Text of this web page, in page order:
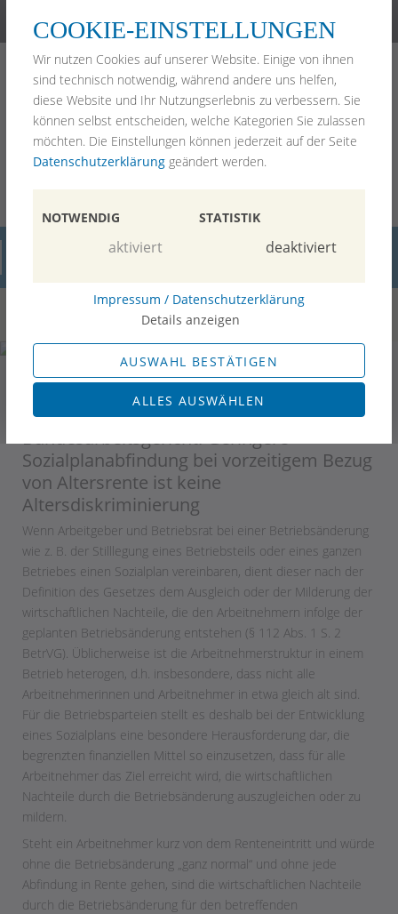
COOKIE-EINSTELLUNGEN
Wir nutzen Cookies auf unserer Website. Einige von ihnen
sind technisch notwendig, während andere uns helfen,
diese Website und Ihr Nutzungserlebnis zu verbessern. Sie
können selbst entscheiden, welche Kategorien Sie zulassen
möchten. Die Einstellungen können jederzeit auf der Seite
Datenschutzerklärunggeändert werden.
NOTWENDIG
aktiviert
STATISTIK
deaktiviert
Impressum / Datenschutzerklärung
Details anzeigen
AUSWAHL BESTÄTIGEN
ALLES AUSWÄHLEN
(089) 99 92 97 2-0 kanzlei@pawlik-rechtsanwaelte.de
Home
Arbeitsrecht
Erbrecht & Vorsorge
Mietrecht
Anwälte
Impressum
Bundesarbeitsgericht: Geringere
Sozialplanabfindung bei vorzeitigem Bezug
von Altersrente ist keine
Altersdiskriminierung
Wenn Arbeitgeber und Betriebsrat bei einer Betriebsänderung
wie z. B. der Stilllegung eines Betriebsteils oder eines ganzen
Betriebes einen Sozialplan vereinbaren, dient dieser nach der
Definition des Gesetzes dem Ausgleich oder der Milderung der
wirtschaftlichen Nachteile, die den Arbeitnehmern infolge der
geplanten Betriebsänderung entstehen (§ 112 Abs. 1 S. 2
BetrVG). Üblicherweise ist die Arbeitnehmerstruktur in einem
Betrieb heterogen, d.h. insbesondere, dass nicht alle
Arbeitnehmerinnen und Arbeitnehmer in etwa gleich alt sind.
Für die Betriebsparteien stellt es deshalb bei der Entwicklung
eines Sozialplans eine besondere Herausforderung dar, die
begrenzten finanziellen Mittel so einzusetzen, dass für alle
Arbeitnehmer das Ziel erreicht wird, die wirtschaftlichen
Nachteile durch die Betriebsänderung auszugleichen oder zu
mildern.
Steht ein Arbeitnehmer kurz von dem Renteneintritt und würde
ohne die Betriebsänderung „ganz normal“ und ohne jede
Abfindung in Rente gehen, sind die wirtschaftlichen Nachteile
durch die Betriebsänderung für den betreffenden